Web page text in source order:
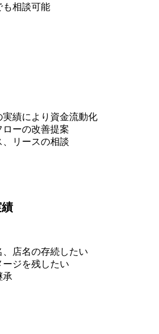
も相談可能
実績により資金流動化
ローの改善提案
、リースの相談
、店名の存続したい
ージを残したい
承